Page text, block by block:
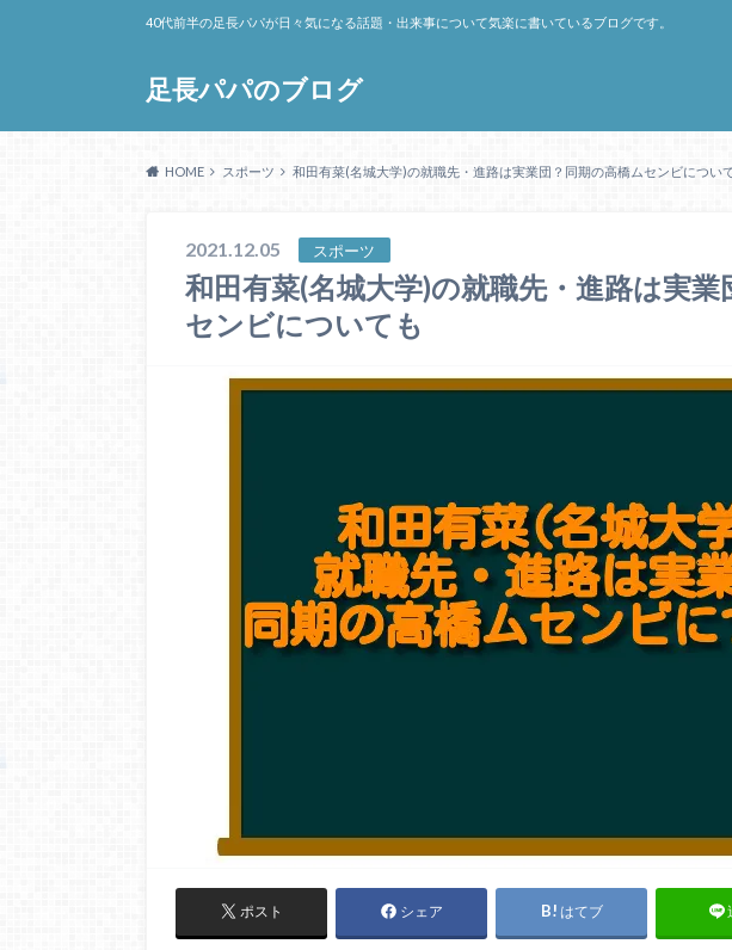
足長パパのブログ
40代前半の足長パパが日々気になる話題・出来事について気楽に書いているブログです。
HOME スポーツ 和田有菜(名城大学)の就職先・進路は実業団？同期の高橋ムセンビについ
2021.12.05 スポーツ
和田有菜(名城大学)の就職先・進路は実業
センビについても
ポスト シェア はてブ